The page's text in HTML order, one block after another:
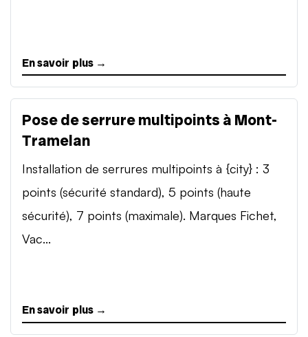
En savoir plus →
Pose de serrure multipoints à Mont-
Tramelan
Installation de serrures multipoints à {city} : 3
points (sécurité standard), 5 points (haute
sécurité), 7 points (maximale). Marques Fichet,
Vac...
En savoir plus →